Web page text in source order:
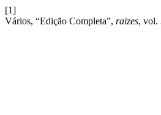
[1]
Vários, “Edição Completa”, raizes, vol.